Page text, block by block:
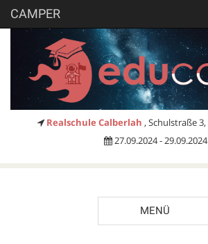
CAMPER
Realschule Calberlah , Schulstraße
27.09.2024 - 29.09.2024
MENÜ